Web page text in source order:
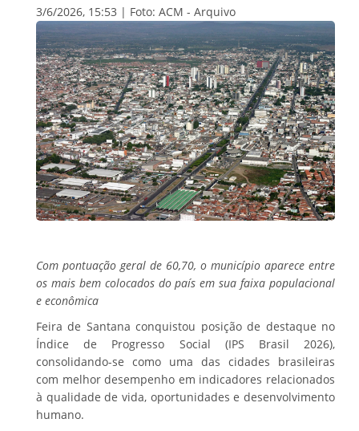
3/6/2026, 15:53 | Foto: ACM - Arquivo
Com pontuação geral de 60,70, o município aparece entre
os mais bem colocados do país em sua faixa populacional
e econômica
Feira de Santana conquistou posição de destaque no
Índice de Progresso Social (IPS Brasil 2026),
consolidando-se como uma das cidades brasileiras
com melhor desempenho em indicadores relacionados
à qualidade de vida, oportunidades e desenvolvimento
humano.